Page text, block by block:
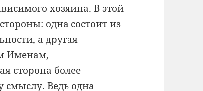
хозяина. В этой
одна состоит из
а другая
Именам,
сторона более
смыслу. Ведь одна